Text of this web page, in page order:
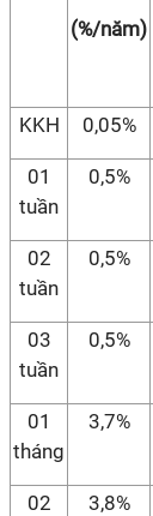
(%/năm)
KKH 0,05%
01
tuần
0,5%
02
tuần
0,5%
03
tuần
0,5%
01
tháng
3,7%
02
3,8%